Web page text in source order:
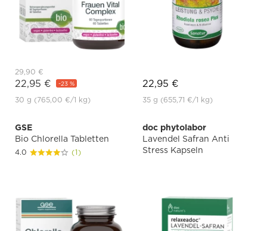
29,90 €
22,95 € -23 %
30 g (765,00 €/1 kg)
22,95 €
35 g (655,71 €/1 kg)
GSE
Bio Chlorella Tabletten
4.0 (1)
doc phytolabor
Lavendel Safran Anti
Stress Kapseln